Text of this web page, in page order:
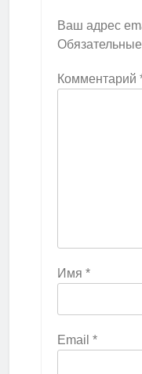
Ваш адрес
Комментарий
Имя *
Email *